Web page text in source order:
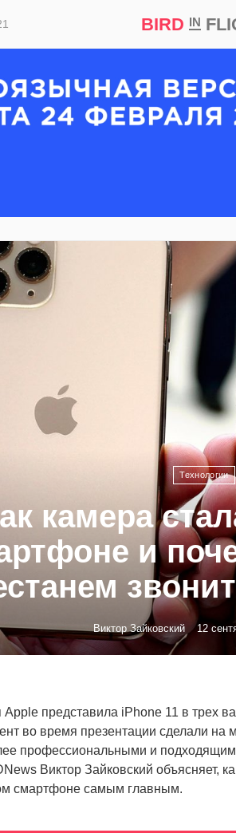
BIRD IN
Технологии
камера
и
Виктор Зайковский 12
Apple представила iPhone 11 в трех
во время презентации сделали на
профессиональными и
Виктор Зайковский объясняет,
смартфоне самым главным.